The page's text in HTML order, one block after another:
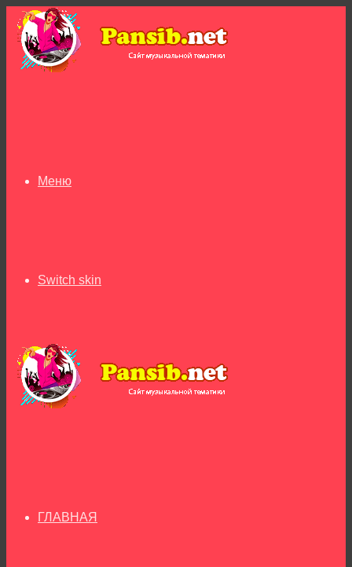
Меню
Switch skin
ГЛАВНАЯ